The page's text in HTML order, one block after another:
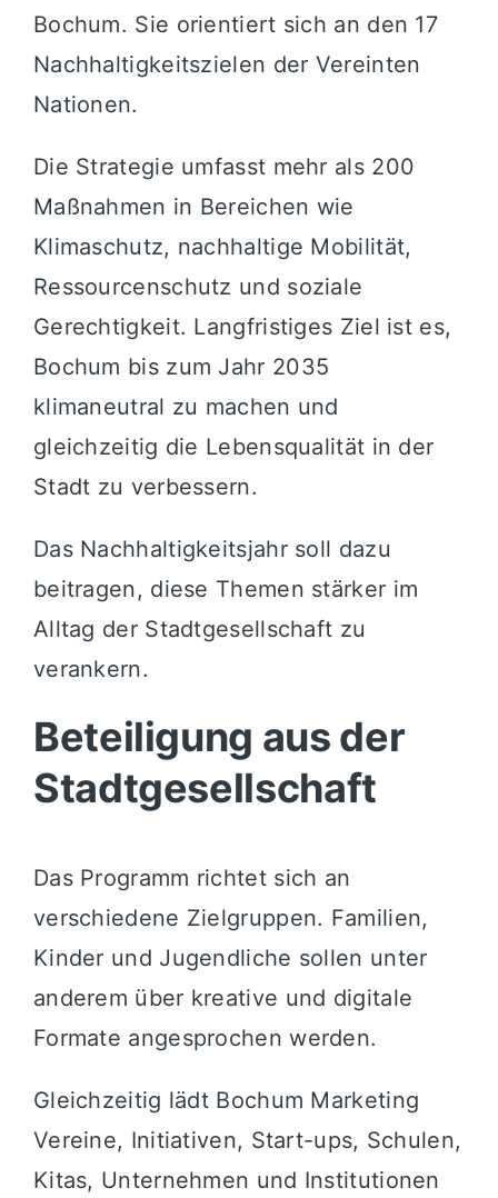
Bochum. Sie orientiert sich an den 17
Nachhaltigkeitszielen der Vereinten
Nationen.
Die Strategie umfasst mehr als 200
Maßnahmen in Bereichen wie
Klimaschutz, nachhaltige Mobilität,
Ressourcenschutz und soziale
Gerechtigkeit. Langfristiges Ziel ist es,
Bochum bis zum Jahr 2035
klimaneutral zu machen und
gleichzeitig die Lebensqualität in der
Stadt zu verbessern.
Das Nachhaltigkeitsjahr soll dazu
beitragen, diese Themen stärker im
Alltag der Stadtgesellschaft zu
verankern.
Beteiligung aus der
Stadtgesellschaft
Das Programm richtet sich an
verschiedene Zielgruppen. Familien,
Kinder und Jugendliche sollen unter
anderem über kreative und digitale
Formate angesprochen werden.
Gleichzeitig lädt Bochum Marketing
Vereine, Initiativen, Start-ups, Schulen,
Kitas, Unternehmen und Institutionen